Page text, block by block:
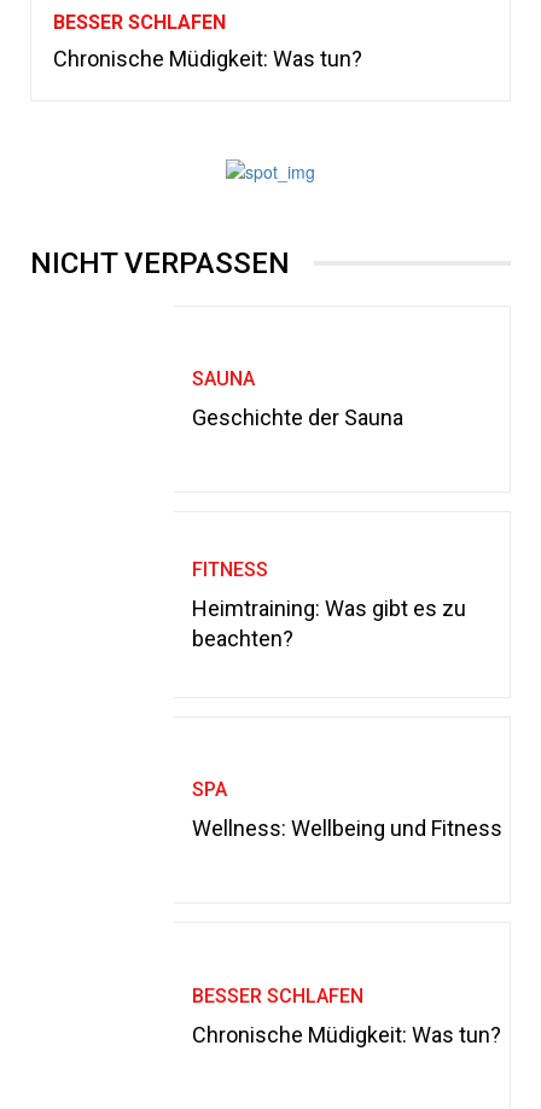
BESSER SCHLAFEN
Chronische Müdigkeit: Was tun?
NICHT VERPASSEN
SAUNA
Geschichte der Sauna
FITNESS
Heimtraining: Was gibt es zu
beachten?
SPA
Wellness: Wellbeing und Fitness
BESSER SCHLAFEN
Chronische Müdigkeit: Was tun?